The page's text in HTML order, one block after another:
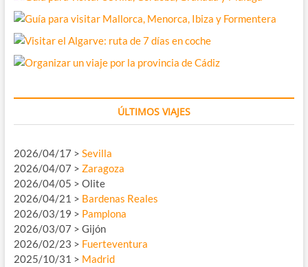
ÚLTIMOS VIAJES
2026/04/17 > Sevilla
2026/04/07 > Zaragoza
2026/04/05 > Olite
2026/04/21 > Bardenas Reales
2026/03/19 > Pamplona
2026/03/07 > Gijón
2026/02/23 > Fuerteventura
2025/10/31 > Madrid